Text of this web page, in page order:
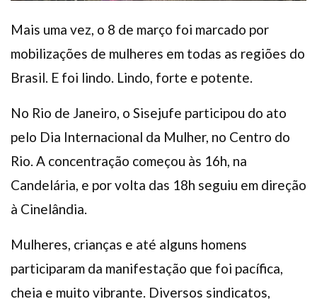
Mais uma vez, o 8 de março foi marcado por
mobilizações de mulheres em todas as regiões do
Brasil. E foi lindo. Lindo, forte e potente.
No Rio de Janeiro, o Sisejufe participou do ato
pelo Dia Internacional da Mulher, no Centro do
Rio. A concentração começou às 16h, na
Candelária, e por volta das 18h seguiu em direção
à Cinelândia.
Mulheres, crianças e até alguns homens
participaram da manifestação que foi pacífica,
cheia e muito vibrante. Diversos sindicatos,